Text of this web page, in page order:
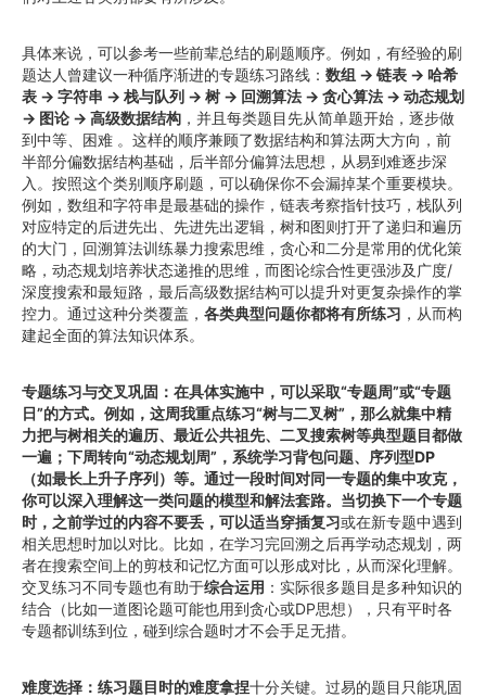
具体来说，可以参考一些前辈总结的刷题顺序。例如，有经验的刷
题达人曾建议一种循序渐进的专题练习路线： 数组 -> 链表 -> 哈希
表 -> 字符串 -> 栈与队列 -> 树 -> 回溯算法 -> 贪心算法 -> 动态规划
-> 图论 -> 高级数据结构 ，并且每类题目先从简单题开始，逐步做
到中等、困难 。这样的顺序兼顾了数据结构和算法两大方向，前
半部分偏数据结构基础，后半部分偏算法思想，从易到难逐步深
入。按照这个类别顺序刷题，可以确保你不会漏掉某个重要模块。
例如，数组和字符串是最基础的操作，链表考察指针技巧，栈队列
对应特定的后进先出、先进先出逻辑，树和图则打开了递归和遍历
的大门，回溯算法训练暴力搜索思维，贪心和二分是常用的优化策
略，动态规划培养状态递推的思维，而图论综合性更强涉及广度/
深度搜索和最短路，最后高级数据结构可以提升对更复杂操作的掌
控力。通过这种分类覆盖， 各类典型问题你都将有所练习 ，从而构
建起全面的算法知识体系。
专题练习与交叉巩固：在具体实施中，可以采取“专题周”或“专题
日”的方式。例如，这周我重点练习“树与二叉树”，那么就集中精
力把与树相关的遍历、最近公共祖先、二叉搜索树等典型题目都做
一遍；下周转向“动态规划周”，系统学习背包问题、序列型DP
（如最长上升子序列）等。通过一段时间对同一专题的集中攻克，
你可以深入理解这一类问题的模型和解法套路。当切换下一个专题
时，之前学过的内容不要丢，可以适当穿插复习或在新专题中遇到
相关思想时加以对比。比如，在学习完回溯之后再学动态规划，两
者在搜索空间上的剪枝和记忆方面可以形成对比，从而深化理解。
交叉练习不同专题也有助于综合运用 ：实际很多题目是多种知识的
结合（比如一道图论题可能也用到贪心或DP思想），只有平时各
专题都训练到位，碰到综合题时才不会手足无措。
难度选择：练习题目时的难度拿捏十分关键。过易的题目只能巩固